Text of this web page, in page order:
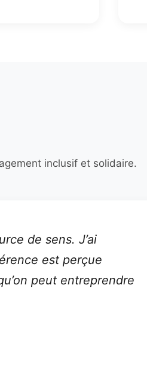
inclusif et solidaire.
de sens. J’ai
est perçue
peut entreprendre